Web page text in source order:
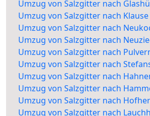
Umzug von Salzgitter nach
Umzug von Salzgitter nach Klause
Umzug von Salzgitter nach
Umzug von Salzgitter nach
Umzug von Salzgitter nach
Umzug von Salzgitter nach
Umzug von Salzgitter nach
Umzug von Salzgitter nach
Umzug von Salzgitter nach
Umzug von Salzgitter nach